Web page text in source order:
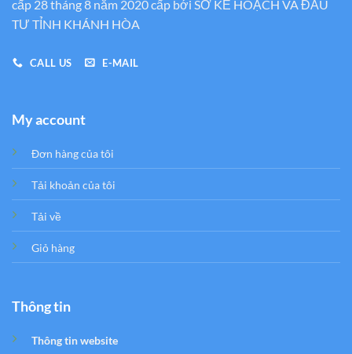
cấp 28 tháng 8 năm 2020 cấp bới SỞ KẾ HOẠCH VÀ ĐẦU
TƯ TỈNH KHÁNH HÒA
CALL US E-MAIL
My account
Đơn hàng của tôi
Tải khoản của tôi
Tải về
Giỏ hàng
Thông tin
Thông tin website